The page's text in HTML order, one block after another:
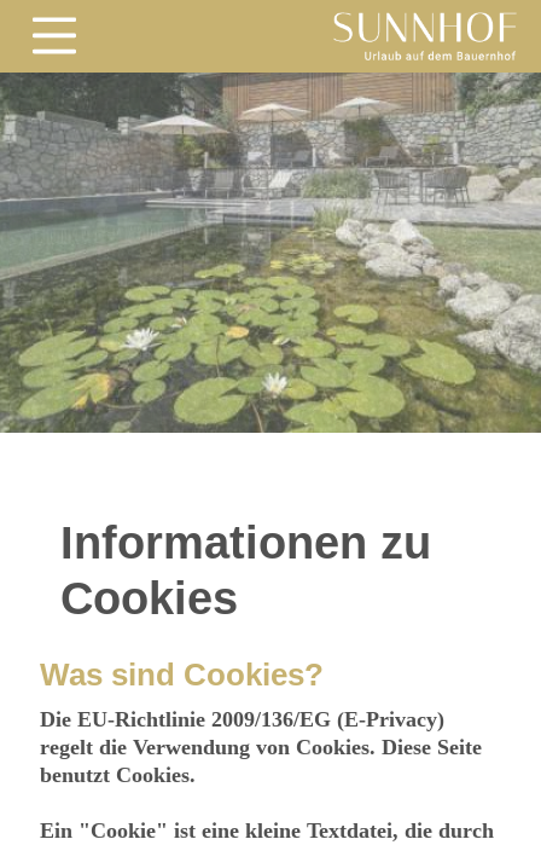
Informationen zu
Cookies
Was sind Cookies?
Die EU-Richtlinie 2009/136/EG (E-Privacy)
regelt die Verwendung von Cookies. Diese Seite
benutzt Cookies.
Ein "Cookie" ist eine kleine Textdatei, die durch